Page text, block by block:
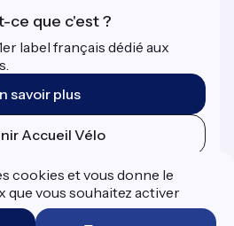
ce que c'est ?
label français dédié aux
savoir plus
Accueil Vélo
Destination France
cookies et vous donne le
que vous souhaitez activer